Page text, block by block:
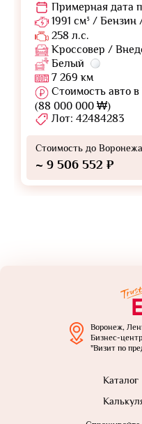
Примерная дата
1991 см³ / Бензин
258 л.с.
Кроссовер /
Белый
7 269 км
Стоимость авто
(88 000 000 ₩)
Лот: 42484283
Стоимость до
~ 9 506 552 ₽
Воронеж,
Бизнес-
"Визит по
Каталог